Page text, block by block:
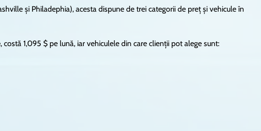
și Philadephia), acesta dispune de trei categorii de preț și vehicule în
, costă 1,095 $ pe lună, iar vehiculele din care clienții pot alege sunt: